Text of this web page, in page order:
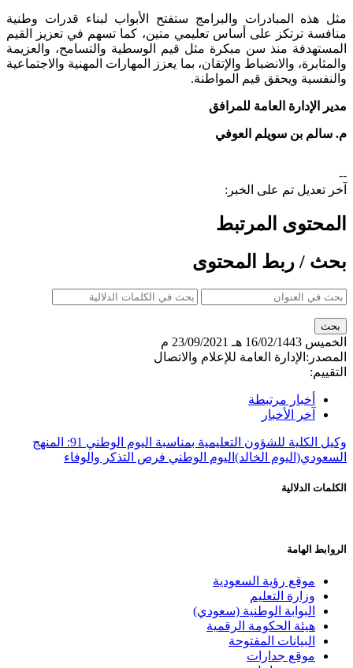
مثل هذه المبادرات والبرامج ستفتح الأبواب لبناء قدرات وطنية
منافسة ترتكز على أساس تعليمي متين، كما تسهم في تعزيز القيم
المستهدفة منذ سن مبكرة مثل قيم الوسطية والتسامح، والعزيمة
والمثابرة، والانضباط والإتقان، بما يعزز المهارات المهنية والاجتماعية
والنفسية ويحقق قيم المواطنة.
مدير الإدارة العامة للمرافق
م. سالم بن سويلم العوفي
--
آخر تعديل تم على الخبر:
المحتوى المرتبط
بحث / ربط المحتوى
الخميس 16/02/1443 هـ
23/09/2021 م
المصدر: الإدارة العامة للإعلام والاتصال
التقييم:
أخبار مرتبطة
آخر الأخبار
وكيل الكلية للشؤون التعليمية بمناسبة اليوم الوطني 91: المنهج
السعودي(اليوم الخالد) اليوم الوطني فرص التذكر والوفاء
الكلمات الدلالية
الروابط الهامة
موقع رؤية السعودية
وزارة التعليم
البوابة الوطنية (سعودي)
هيئة الحكومة الرقمية
البيانات المفتوحة
موقع جدارات